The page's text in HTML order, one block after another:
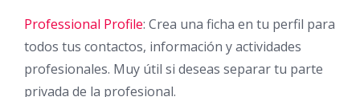
Professional Profile: Crea una ficha en tu perfil para
todos tus contactos, información y actividades
profesionales. Muy útil si deseas separar tu parte
privada de la profesional.